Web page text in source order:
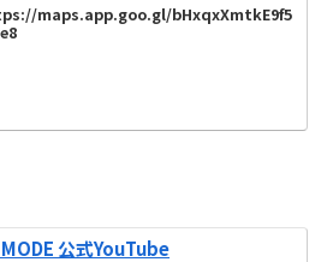
maps.app.goo.gl/bHxqxXmtkE9f5
MODE 公式YouTube